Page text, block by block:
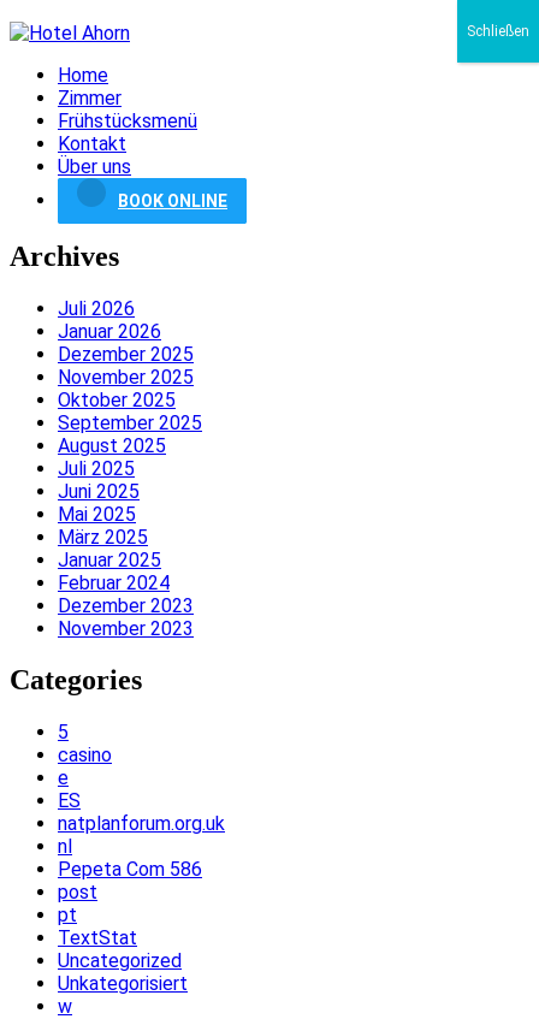
Home
Zimmer
Frühstücksmenü
Kontakt
Über uns
BOOK ONLINE
Archives
Juli 2026
Januar 2026
Dezember 2025
November 2025
Oktober 2025
September 2025
August 2025
Juli 2025
Juni 2025
Mai 2025
März 2025
Januar 2025
Februar 2024
Dezember 2023
November 2023
Categories
5
casino
e
ES
natplanforum.org.uk
nl
Pepeta Com 586
post
pt
TextStat
Uncategorized
Unkategorisiert
w
Schließen